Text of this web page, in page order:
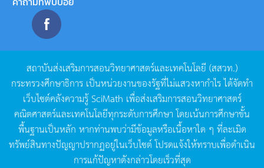
สถาบันส่งเสริมการสอนวิทยาศาสตร์และเทคโนโลยี (สสวท.)
กระทรวงศึกษาธิการ เป็นหน่วยงานของรัฐที่ไม่แสวงหากำไรได้จัดทำ
เว็บไซต์คลังความรู้SciMath เพื่อส่งเสริมการสอนวิทยาศาสตร์
คณิตศาสตร์และเทคโนโลยีทุกระดับการศึกษา โดยเน้นการศึกษาขั้น
พื้นฐานเป็นหลัก หากท่านพบว่ามีข้อมูลหรือเนื้อหาใด ๆ ที่ละเมิด
ทรัพย์สินทางปัญญาปรากฏอยู่ในเว็บไซต์โปรดแจ้งให้ทราบเพื่อดำเนิน
การแก้ปัญหาดังกล่าวโดยเร็วที่สุด